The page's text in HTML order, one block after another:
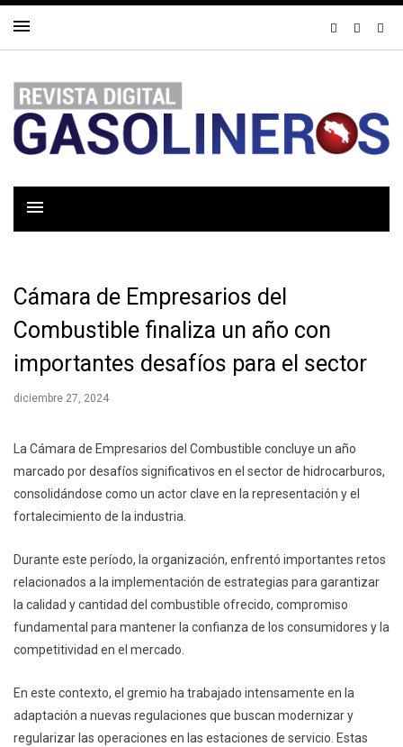
Cámara de Empresarios del
Combustible finaliza un año con
importantes desafíos para el sector
diciembre 27, 2024
La Cámara de Empresarios del Combustible concluye un año
marcado por desafíos significativos en el sector de hidrocarburos,
consolidándose como un actor clave en la representación y el
fortalecimiento de la industria.
Durante este período, la organización, enfrentó importantes retos
relacionados a la implementación de estrategias para garantizar
la calidad y cantidad del combustible ofrecido, compromiso
fundamental para mantener la confianza de los consumidores y la
competitividad en el mercado.
En este contexto, el gremio ha trabajado intensamente en la
adaptación a nuevas regulaciones que buscan modernizar y
regularizar las operaciones en las estaciones de servicio. Estas